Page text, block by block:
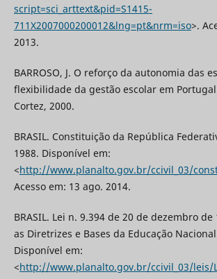
script=sci_arttext&pid=S1415-
711X2007000200012&lng=pt&nrm=iso>.
2013.
BARROSO, J. O reforço da autonomia das
flexibilidade da gestão escolar em
Cortez, 2000.
BRASIL. Constituição da República
1988. Disponível em:
<http://www.planalto.gov.br/ccivil_03/
Acesso em: 13 ago. 2014.
BRASIL. Lei n. 9.394 de 20 de dezembro de
as Diretrizes e Bases da Educação
Disponível em:
<http://www.planalto.gov.br/ccivil_03/leis/